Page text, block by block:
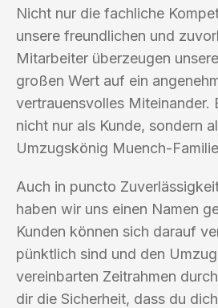
Nicht nur die fachliche
unsere freundlichen und
Mitarbeiter überzeugen
großen Wert auf ein
vertrauensvolles Miteinander.
nicht nur als Kunde, sondern
Umzugskönig Muench-
Auch in puncto
haben wir uns einen Namen
Kunden können sich darauf
pünktlich sind und den
vereinbarten Zeitrahmen
dir die Sicherheit, dass du